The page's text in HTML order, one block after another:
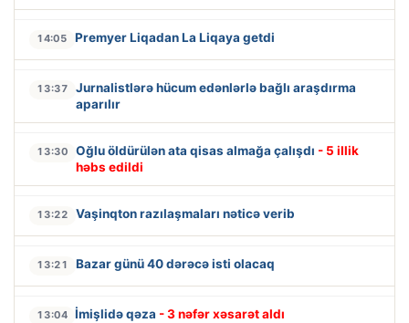
14:05 Premyer Liqadan La Liqaya getdi
13:37
Jurnalistlərə hücum edənlərlə bağlı araşdırma
aparılır
13:30 Oğlu öldürülən ata qisas almağa çalışdı - 5 illik
həbs edildi
13:22 Vaşinqton razılaşmaları nəticə verib
13:21 Bazar günü 40 dərəcə isti olacaq
13:04 İmişlidə qəza - 3 nəfər xəsarət aldı